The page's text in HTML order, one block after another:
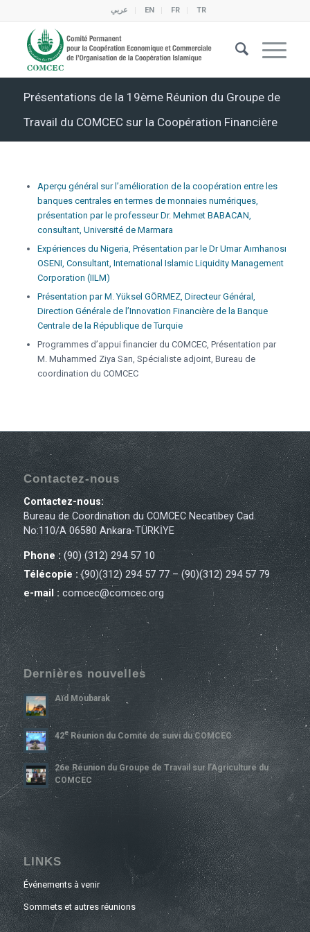
عربي EN FR TR
Présentations de la 19ème Réunion du Groupe de
Travail du COMCEC sur la Coopération Financière
Aperçu général sur l’amélioration de la coopération entre les
banques centrales en termes de monnaies numériques,
présentation par le professeur Dr. Mehmet BABACAN,
consultant, Université de Marmara
Expériences du Nigeria, Présentation par le Dr Umar Aımhanosı
OSENI, Consultant, International Islamic Liquidity Management
Corporation (IILM)
Présentation par M. Yüksel GÖRMEZ, Directeur Général,
Direction Générale de l’Innovation Financière de la Banque
Centrale de la République de Turquie
Programmes d’appui financier du COMCEC, Présentation par
M. Muhammed Ziya Sarı, Spécialiste adjoint, Bureau de
coordination du COMCEC
Contactez-nous
Contactez-nous:
Bureau de Coordination du COMCEC Necatibey Cad.
No:110/A 06580 Ankara-TÜRKİYE
Phone :(90) (312) 294 57 10
Télécopie :(90)(312) 294 57 77 – (90)(312) 294 57 79
e-mail : comcec@comcec.org
Dernières nouvelles
Aïd Moubarak
42ERéunion du Comité de suivi du COMCEC
26e Réunion du Groupe de Travail sur l’Agriculture du
COMCEC
LINKS
Événements à venir
Sommets et autres réunions